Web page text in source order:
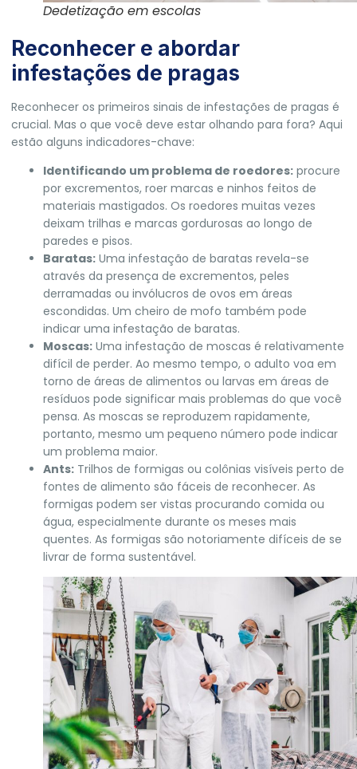
Dedetização em escolas
Reconhecer e abordar
infestações de pragas
Reconhecer os primeiros sinais de infestações de pragas é
crucial. Mas o que você deve estar olhando para fora? Aqui
estão alguns indicadores-chave:
Identificando um problema de roedores: procure
por excrementos, roer marcas e ninhos feitos de
materiais mastigados. Os roedores muitas vezes
deixam trilhas e marcas gordurosas ao longo de
paredes e pisos.
Baratas: Uma infestação de baratas revela-se
através da presença de excrementos, peles
derramadas ou invólucros de ovos em áreas
escondidas. Um cheiro de mofo também pode
indicar uma infestação de baratas.
Moscas: Uma infestação de moscas é relativamente
difícil de perder. Ao mesmo tempo, o adulto voa em
torno de áreas de alimentos ou larvas em áreas de
resíduos pode significar mais problemas do que você
pensa. As moscas se reproduzem rapidamente,
portanto, mesmo um pequeno número pode indicar
um problema maior.
Ants: Trilhos de formigas ou colônias visíveis perto de
fontes de alimento são fáceis de reconhecer. As
formigas podem ser vistas procurando comida ou
água, especialmente durante os meses mais
quentes. As formigas são notoriamente difíceis de se
livrar de forma sustentável.